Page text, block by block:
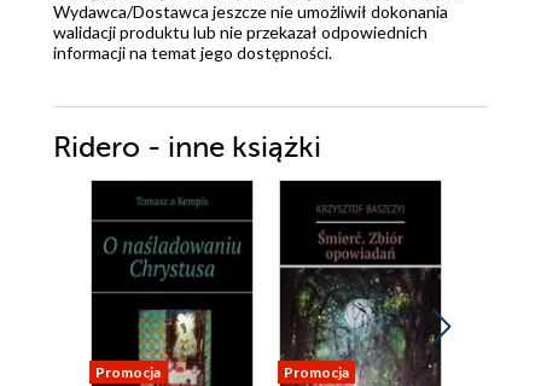
Wydawca/Dostawca jeszcze nie umożliwił dokonania
walidacji produktu lub nie przekazał odpowiednich
informacji na temat jego dostępności.
Ridero - inne książki
Promocja Promocja